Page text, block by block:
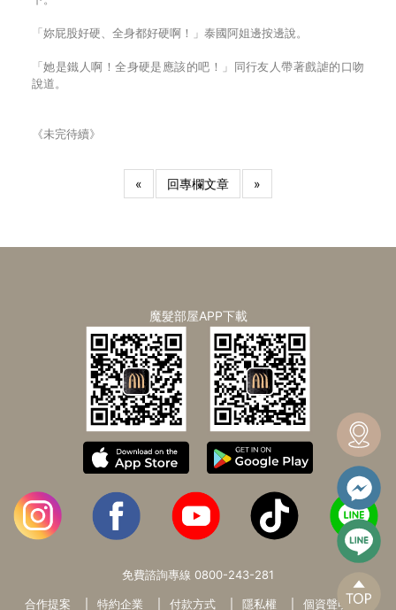
「妳屁股好硬、全身都好硬啊！」泰國阿姐邊按邊說。
「她是鐵人啊！全身硬是應該的吧！」同行友人帶著戲謔的口吻
說道。
《未完待續》
« 回專欄文章 »
魔髮部屋APP下載
免費諮詢專線 0800-243-281
合作提案 特約企業 付款方式 隱私權 個資聲明